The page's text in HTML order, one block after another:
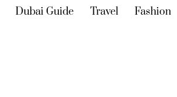
(current)
Dubai Guide (current)
Travel (current)
Fashion